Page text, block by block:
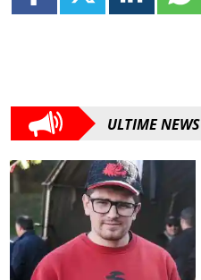
ULTIME NEWS